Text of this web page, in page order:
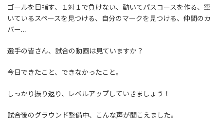
ゴールを目指す、１対１で負けない、動いてパスコースを作る、空
いているスペースを見つける、自分のマークを見つける、仲間のカ
バー…
選手の皆さん、試合の動画は見ていますか？
今日できたこと、できなかったこと。
しっかり振り返り、レベルアップしていきましょう！
試合後のグラウンド整備中、こんな声が聞こえました。